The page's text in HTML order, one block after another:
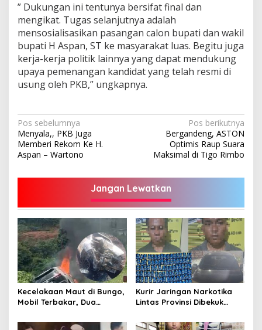
” Dukungan ini tentunya bersifat final dan
mengikat. Tugas selanjutnya adalah
mensosialisasikan pasangan calon bupati dan wakil
bupati H Aspan, ST ke masyarakat luas. Begitu juga
kerja-kerja politik lainnya yang dapat mendukung
upaya pemenangan kandidat yang telah resmi di
usung oleh PKB,” ungkapnya.
Navigasi
pos
Pos sebelumnya
Menyala,, PKB Juga
Memberi Rekom Ke H.
Aspan – Wartono
Pos berikutnya
Bergandeng, ASTON
Optimis Raup Suara
Maksimal di Tigo Rimbo
Jangan Lewatkan
Kecelakaan Maut di Bungo,
Mobil Terbakar, Dua
Tempat
Kurir Jaringan Narkotika
Lintas Provinsi Dibekuk